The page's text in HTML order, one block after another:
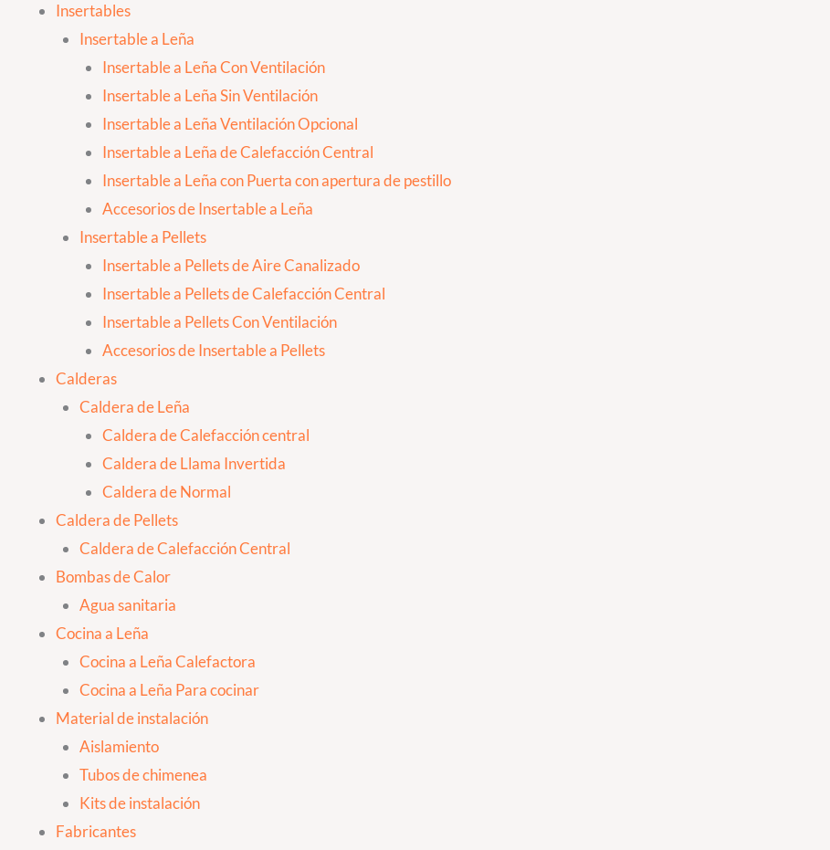
Insertables
Insertable a Leña
Insertable a Leña Con Ventilación
Insertable a Leña Sin Ventilación
Insertable a Leña Ventilación Opcional
Insertable a Leña de Calefacción Central
Insertable a Leña con Puerta con apertura de pestillo
Accesorios de Insertable a Leña
Insertable a Pellets
Insertable a Pellets de Aire Canalizado
Insertable a Pellets de Calefacción Central
Insertable a Pellets Con Ventilación
Accesorios de Insertable a Pellets
Calderas
Caldera de Leña
Caldera de Calefacción central
Caldera de Llama Invertida
Caldera de Normal
Caldera de Pellets
Caldera de Calefacción Central
Bombas de Calor
Agua sanitaria
Cocina a Leña
Cocina a Leña Calefactora
Cocina a Leña Para cocinar
Material de instalación
Aislamiento
Tubos de chimenea
Kits de instalación
Fabricantes